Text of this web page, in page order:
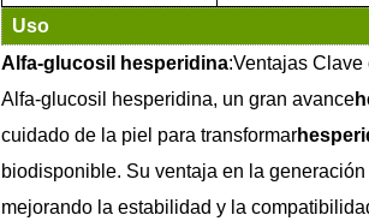
Uso
Alfa-glucosil hesperidina:Ventajas Clave
Alfa-glucosil hesperidina, un gran avance
cuidado de la piel para transformar
biodisponible. Su ventaja en la
mejorando la estabilidad y la